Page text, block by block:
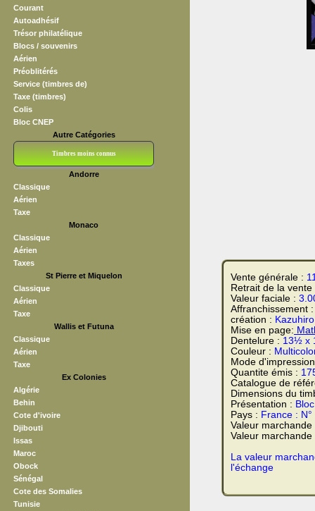
Courant
Autoadhésif
Trésor philatélique
Blocs / souvenirs
Aérien
Préoblitérés
Service (timbres de)
Taxe (timbres)
Colis
Bloc CNEP
Autre Catégories
Timbres moins connus
Andorre
Classique
Aérien
Taxe
Monaco
Classique
Aérien
Taxes
St Pierre et Miquelon
Classique
Aérien
Taxe
Wallis et Futuna
Classique
Aérien
Taxe
Ex Colonies
Algérie
Behin
Cote d'ivoire
Djibouti
Issas
Maroc
Obock
Sénégal
Cote des Somalies
Tunisie
Vente générale :
Retrait de la
Valeur faciale :
Affranchissement
création :
Mise en page:
Dentelure : 13½ x
Couleur :
Mode
Quantite émis :
Catalogue de
Dimensions du
Présentation :
Pays : France :
Valeur
Valeur
La valeur
l'échange